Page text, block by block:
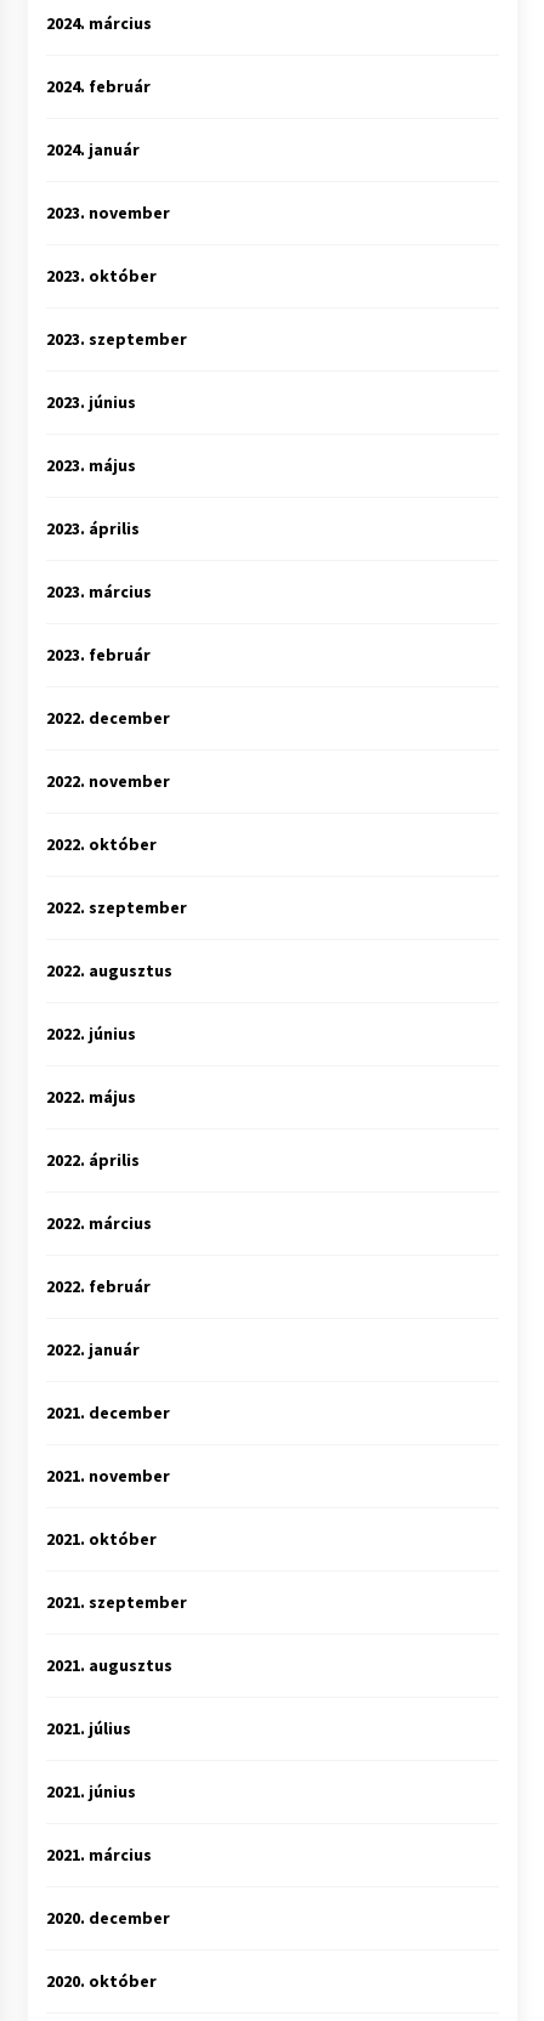
2024. március
2024. február
2024. január
2023. november
2023. október
2023. szeptember
2023. június
2023. május
2023. április
2023. március
2023. február
2022. december
2022. november
2022. október
2022. szeptember
2022. augusztus
2022. június
2022. május
2022. április
2022. március
2022. február
2022. január
2021. december
2021. november
2021. október
2021. szeptember
2021. augusztus
2021. július
2021. június
2021. március
2020. december
2020. október